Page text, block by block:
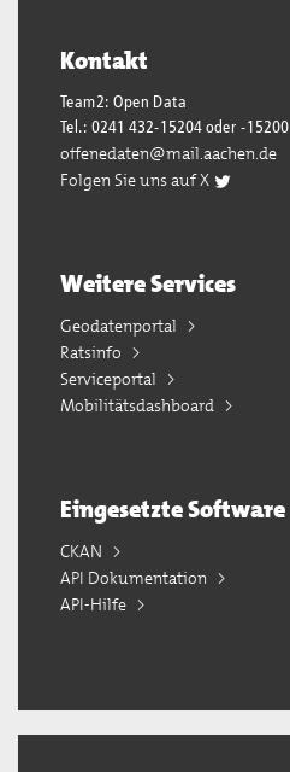
Kontakt
Team2: Open Data
Tel.: 0241 432-15204 oder -15200
offenedaten@mail.aachen.de
Folgen Sie uns auf X
Weitere Services
Geodatenportal
Ratsinfo
Serviceportal
Mobilitätsdashboard
Eingesetzte Software
CKAN
API Dokumentation
API-Hilfe